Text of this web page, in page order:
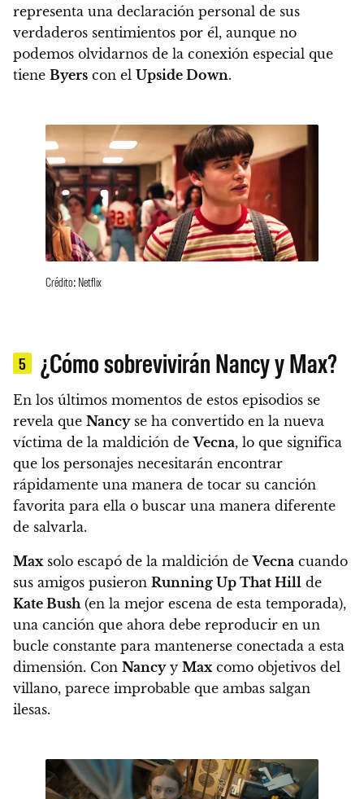
representa una declaración personal de sus
verdaderos sentimientos por él, aunque no
podemos olvidarnos de la conexión especial que
tiene Byers con el Upside Down.
Crédito: Netflix
5 ¿Cómo sobrevivirán Nancy y Max?
En los últimos momentos de estos episodios se
revela que Nancyse ha convertido en la nueva
víctima de la maldición deVecna, lo que significa
que los personajes necesitarán encontrar
rápidamente una manera de tocar su canción
favorita para ella o buscar una manera diferente
de salvarla.
Maxsolo escapó de la maldición deVecna ​​cuando
sus amigos pusieron Running Up That Hill de
Kate Bush(en la mejor escena de esta temporada),
una canción que ahora debe reproducir en un
bucle constante para mantenerse conectada a esta
dimensión. Con Nancyy Maxcomo objetivos del
villano, parece improbable que ambas salgan
ilesas.